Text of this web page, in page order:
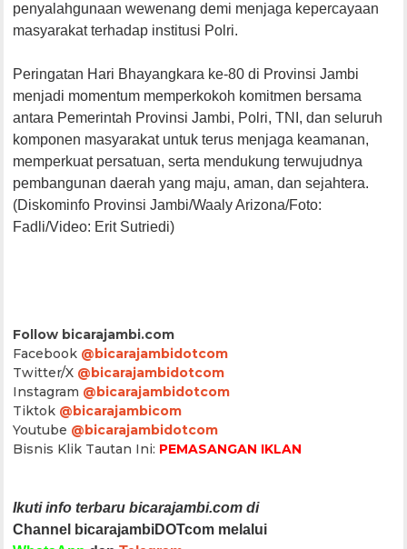
penyalahgunaan wewenang demi menjaga kepercayaan
masyarakat terhadap institusi Polri.
Peringatan Hari Bhayangkara ke-80 di Provinsi Jambi
menjadi momentum memperkokoh komitmen bersama
antara Pemerintah Provinsi Jambi, Polri, TNI, dan seluruh
komponen masyarakat untuk terus menjaga keamanan,
memperkuat persatuan, serta mendukung terwujudnya
pembangunan daerah yang maju, aman, dan sejahtera.
(Diskominfo Provinsi Jambi/Waaly Arizona/Foto:
Fadli/Video: Erit Sutriedi)
Follow bicarajambi.com
Facebook @bicarajambidotcom
Twitter/X @bicarajambidotcom
Instagram @bicarajambidotcom
Tiktok @bicarajambicom
Youtube @bicarajambidotcom
Bisnis Klik Tautan Ini: PEMASANGAN IKLAN
Ikuti info terbaru bicarajambi.com di
Channel bicarajambiDOTcom melalui